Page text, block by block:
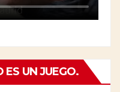
UN JUEGO.